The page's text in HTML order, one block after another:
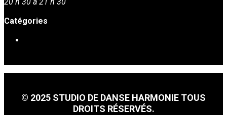
Catégories
© 2025 STUDIO DE DANSE HARMONIE TOUS
DROITS RÉSERVÉS.